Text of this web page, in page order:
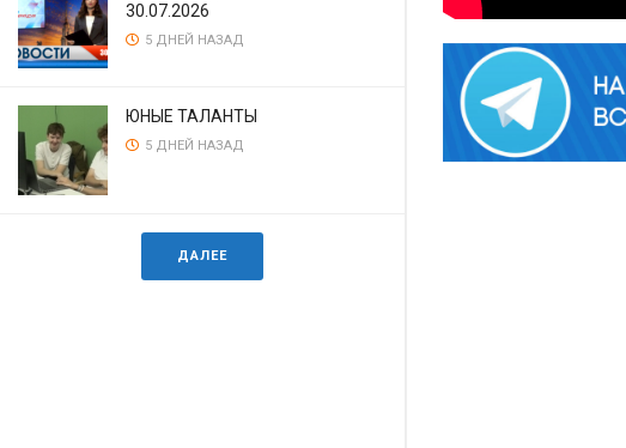
30.07.2026
5 ДНЕЙ НАЗАД
ЮНЫЕ ТАЛАНТЫ
5 ДНЕЙ НАЗАД
ДАЛЕЕ